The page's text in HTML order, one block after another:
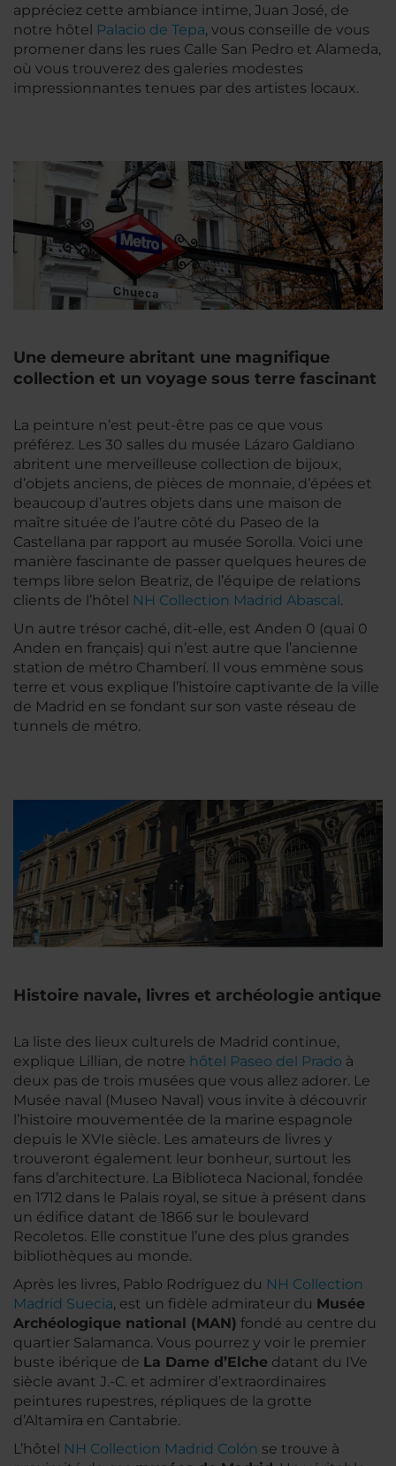
appréciez cette ambiance intime, Juan José, de
notre hôtel Palacio de Tepa, vous conseille de vous
promener dans les rues Calle San Pedro et Alameda,
où vous trouverez des galeries modestes
impressionnantes tenues par des artistes locaux.
Une demeure abritant une magnifique
collection et un voyage sous terre fascinant
La peinture n’est peut-être pas ce que vous
préférez. Les 30 salles du musée Lázaro Galdiano
abritent une merveilleuse collection de bijoux,
d’objets anciens, de pièces de monnaie, d’épées et
beaucoup d’autres objets dans une maison de
maître située de l’autre côté du Paseo de la
Castellana par rapport au musée Sorolla. Voici une
manière fascinante de passer quelques heures de
temps libre selon Beatriz, de l’équipe de relations
clients de l’hôtel NH Collection Madrid Abascal.
Un autre trésor caché, dit-elle, est Anden 0 (quai 0
Anden en français) qui n’est autre que l’ancienne
station de métro Chamberí. Il vous emmène sous
terre et vous explique l’histoire captivante de la ville
de Madrid en se fondant sur son vaste réseau de
tunnels de métro.
Histoire navale, livres et archéologie antique
La liste des lieux culturels de Madrid continue,
explique Lillian, de notre hôtel Paseo del Prado à
deux pas de trois musées que vous allez adorer. Le
Musée naval (Museo Naval) vous invite à découvrir
l’histoire mouvementée de la marine espagnole
depuis le XVIe siècle. Les amateurs de livres y
trouveront également leur bonheur, surtout les
fans d’architecture. La Biblioteca Nacional, fondée
en 1712 dans le Palais royal, se situe à présent dans
un édifice datant de 1866 sur le boulevard
Recoletos. Elle constitue l’une des plus grandes
bibliothèques au monde.
Après les livres, Pablo Rodríguez du NH Collection
Madrid Suecia, est un fidèle admirateur du Musée
Archéologique national (MAN) fondé au centre du
quartier Salamanca. Vous pourrez y voir le premier
buste ibérique de La Dame d’Elche datant du IVe
siècle avant J.-C. et admirer d’extraordinaires
peintures rupestres, répliques de la grotte
d’Altamira en Cantabrie.
L’hôtel NH Collection Madrid Colón se trouve à